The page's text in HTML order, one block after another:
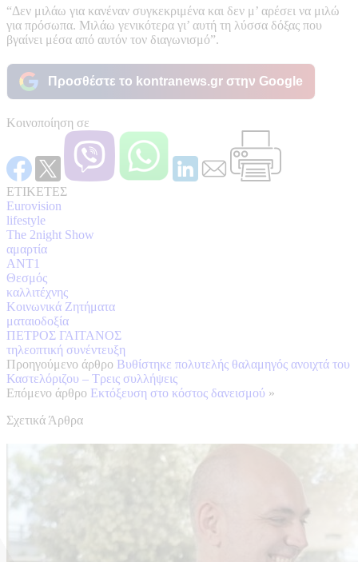
“Δεν μιλάω για κανέναν συγκεκριμένα και δεν μ’ αρέσει να μιλώ
για πρόσωπα. Μιλάω γενικότερα γι’ αυτή τη λύσσα δόξας που
βγαίνει μέσα από αυτόν τον διαγωνισμό”.
Προσθέστε το kontranews.gr στην Google
Κοινοποίηση σε
ΕΤΙΚΕΤΕΣ
Eurovision
lifestyle
The 2night Show
αμαρτία
ΑΝΤ1
Θεσμός
καλλιτέχνης
Κοινωνικά Ζητήματα
ματαιοδοξία
ΠΕΤΡΟΣ ΓΑΙΤΑΝΟΣ
τηλεοπτική συνέντευξη
Προηγούμενο άρθρο Βυθίστηκε πολυτελής θαλαμηγός ανοιχτά του
Καστελόριζου – Τρεις συλλήψεις
Επόμενο άρθρο Εκτόξευση στο κόστος δανεισμού »
Σχετικά Άρθρα